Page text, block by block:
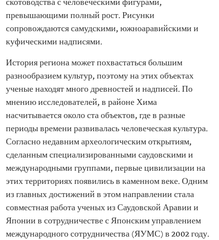
скотоводства с человеческими фигурами,
превышающими полный рост. Рисунки
сопровождаются самудскими, южноаравийскими и
куфическими надписями.
История региона может похвастаться большим
разнообразием культур, поэтому на этих объектах
ученые находят много древностей и надписей. По
мнению исследователей, в районе Хима
насчитывается около ста объектов, где в разные
периоды времени развивалась человеческая культура.
Согласно недавним археологическим открытиям,
сделанным специализированными саудовскими и
международными группами, первые цивилизации на
этих территориях появились в каменном веке. Одним
из главных достижений в этом направлении стала
совместная работа ученых из Саудовской Аравии и
Японии в сотрудничестве с Японским управлением
международного сотрудничества (ЯУМС) в 2002 году.